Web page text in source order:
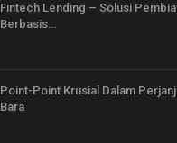
Fintech Lending – Solusi
Berbasis…
Point-Point Krusial Dalam
Bara